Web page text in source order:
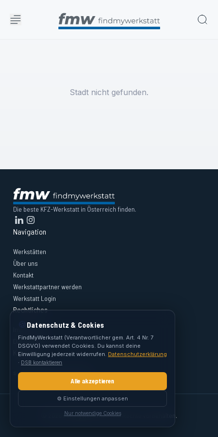
Stadt nicht gefunden.
Die beste KFZ-Werkstatt in Österreich finden.
Navigation
Werkstätten
Über uns
Kontakt
Werkstattpartner werden
Werkstatt Login
Rechtliches
Impressum
Datenschutz
Kontakt
support@findmywerkstatt.at
© 2026 FindMyWerkstatt. Alle Rechte vorbehalten.
🍪 Datenschutz & Cookies
FindMyWerkstatt (Verantwortlicher gem. Art. 4 Nr. 7
DSGVO) verwendet Cookies. Du kannst deine
Einwilligung jederzeit widerrufen. Datenschutzerklärung
· DSB kontaktieren
Alle akzeptieren
⚙️ Einstellungen anpassen
Nur notwendige Cookies